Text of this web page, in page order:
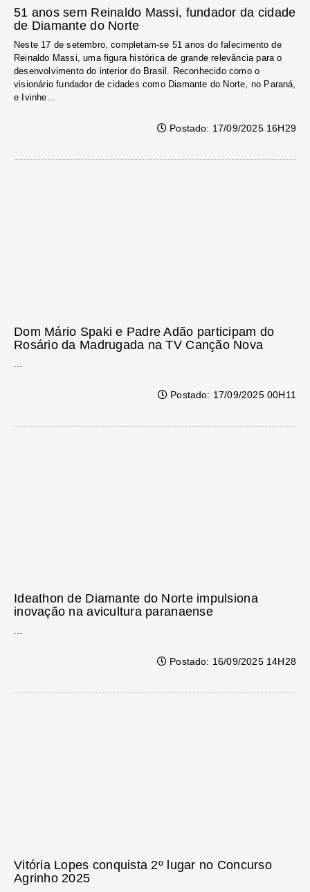
51 anos sem Reinaldo Massi, fundador da cidade
de Diamante do Norte
Neste 17 de setembro, completam-se 51 anos do falecimento de
Reinaldo Massi, uma figura histórica de grande relevância para o
desenvolvimento do interior do Brasil. Reconhecido como o
visionário fundador de cidades como Diamante do Norte, no Paraná,
e Ivinhe...
Postado: 17/09/2025 16H29
Dom Mário Spaki e Padre Adão participam do
Rosário da Madrugada na TV Canção Nova
...
Postado: 17/09/2025 00H11
Ideathon de Diamante do Norte impulsiona
inovação na avicultura paranaense
...
Postado: 16/09/2025 14H28
Vitória Lopes conquista 2º lugar no Concurso
Agrinho 2025